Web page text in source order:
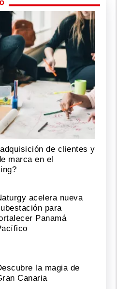
de clientes y
marca en el
acelera nueva
para
Panamá
la magia de
Canaria